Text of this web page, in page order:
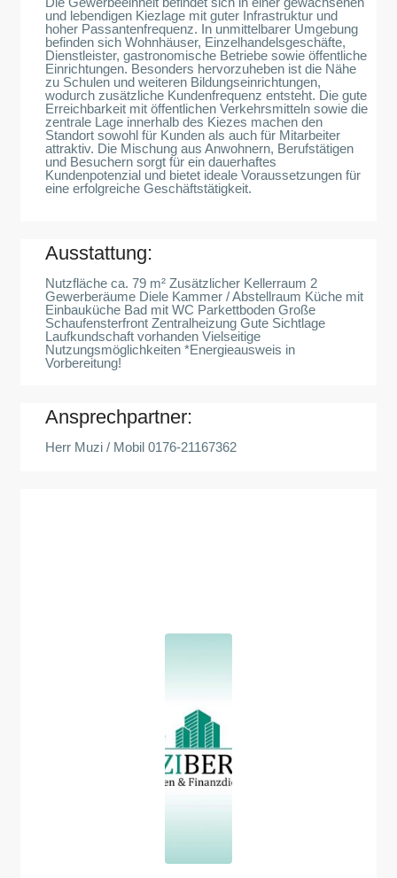
und lebendigen Kiezlage mit guter Infrastruktur und
hoher Passantenfrequenz. In unmittelbarer Umgebung
befinden sich Wohnhäuser, Einzelhandelsgeschäfte,
Dienstleister, gastronomische Betriebe sowie öffentliche
Einrichtungen. Besonders hervorzuheben ist die Nähe
zu Schulen und weiteren Bildungseinrichtungen,
wodurch zusätzliche Kundenfrequenz entsteht. Die gute
Erreichbarkeit mit öffentlichen Verkehrsmitteln sowie die
zentrale Lage innerhalb des Kiezes machen den
Standort sowohl für Kunden als auch für Mitarbeiter
attraktiv. Die Mischung aus Anwohnern, Berufstätigen
und Besuchern sorgt für ein dauerhaftes
Kundenpotenzial und bietet ideale Voraussetzungen für
eine erfolgreiche Geschäftstätigkeit.
Ausstattung:
Nutzfläche ca. 79 m² Zusätzlicher Kellerraum 2
Gewerberäume Diele Kammer / Abstellraum Küche mit
Einbauküche Bad mit WC Parkettboden Große
Schaufensterfront Zentralheizung Gute Sichtlage
Laufkundschaft vorhanden Vielseitige
Nutzungsmöglichkeiten *Energieausweis in
Vorbereitung!
Ansprechpartner:
Herr Muzi / Mobil 0176-21167362